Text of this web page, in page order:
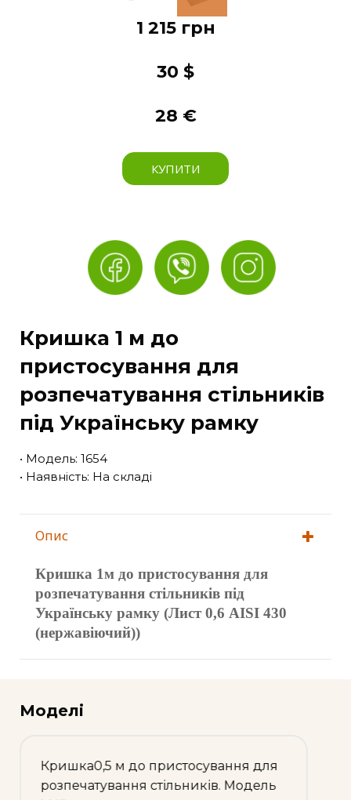
1 215 грн
30 $
28 €
КУПИТИ
Кришка 1 м до
пристосування для
розпечатування стільників
під Українську рамку
• Модель: 1654
• Наявність: На складі
Опис
Кришка 1м до пристосування для
розпечатування стільників під
Українську рамку (Лист 0,6 AISI 430
(нержавіючий))
Моделі
Кришка 1м до пристосування для
розпечатування стільників. Модель